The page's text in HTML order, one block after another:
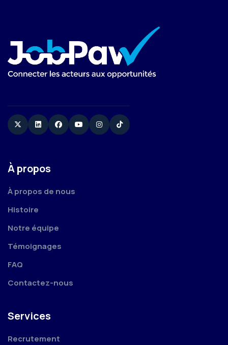
TwitterLinkedinFacebookYouTubeInstagram
TikTok
À propos
À propos de nous
Histoire
Notre équipe
Témoignages
FAQ
Contactez-nous
Services
Recrutement